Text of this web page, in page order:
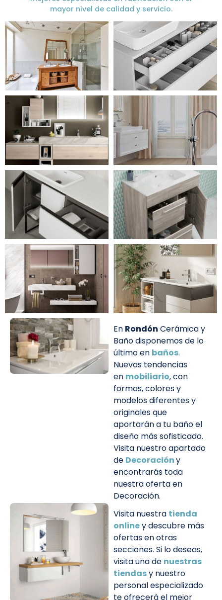
mayor nivel de calidad y servicio.
En Rondón Cerámica y
Baño disponemos de lo
último en baños.
Nuevas tendencias
en mobiliario, con
formas, colores y
modelos diferentes y
originales que
aportarán a tu baño el
diseño más sofisticado.
Visita nuestro apartado
de Decoracióny
encontrarás toda
nuestra oferta en
Decoración.
Visita nuestra tienda
onliney descubre más
ofertas en otras
secciones. Si lo deseas,
visita una de nuestras
tiendasy nuestro
personal especializado
te ofrecerá el mejor